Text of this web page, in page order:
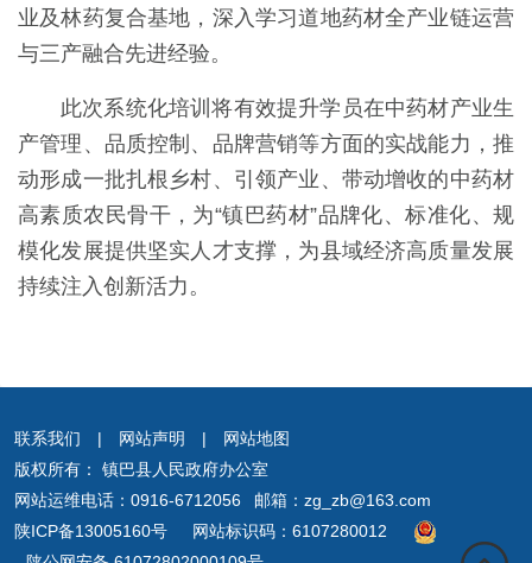
业及林药复合基地，深入学习道地药材全产业链运营
与三产融合先进经验。
此次系统化培训将有效提升学员在中药材产业生
产管理、品质控制、品牌营销等方面的实战能力，推
动形成一批扎根乡村、引领产业、带动增收的中药材
高素质农民骨干，为“镇巴药材”品牌化、标准化、规
模化发展提供坚实人才支撑，为县域经济高质量发展
持续注入创新活力。
联系我们 | 网站声明 |
网站地图
版权所有： 镇巴县人民政府办公室
网站运维电话：0916-6712056 邮箱：zg_zb@163.com
陕ICP备13005160号
网站标识码：6107280012